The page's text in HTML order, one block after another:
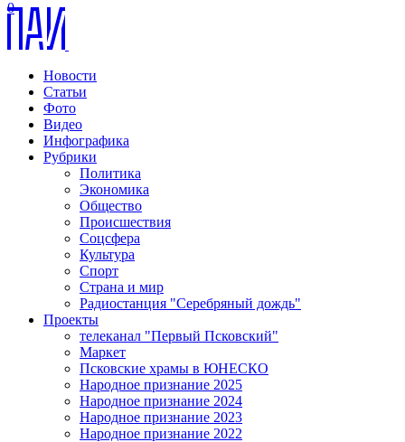
Новости
Статьи
Фото
Видео
Инфографика
Рубрики
Политика
Экономика
Общество
Происшествия
Соцсфера
Культура
Спорт
Страна и мир
Радиостанция "Серебряный дождь"
Проекты
телеканал "Первый Псковский"
Маркет
Псковские храмы в ЮНЕСКО
Народное признание 2025
Народное признание 2024
Народное признание 2023
Народное признание 2022
0